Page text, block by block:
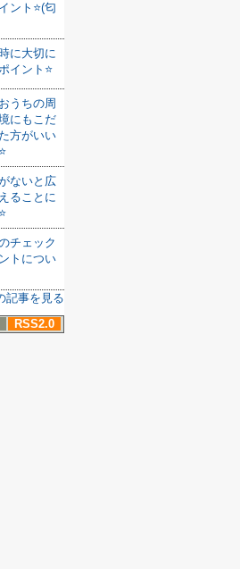
ント⭐️(匂
に大切に
イント⭐️
うちの周
にもこだ
方がいい
ないと広
ることに
チェック
トについ
記事を見る
RSS2.0